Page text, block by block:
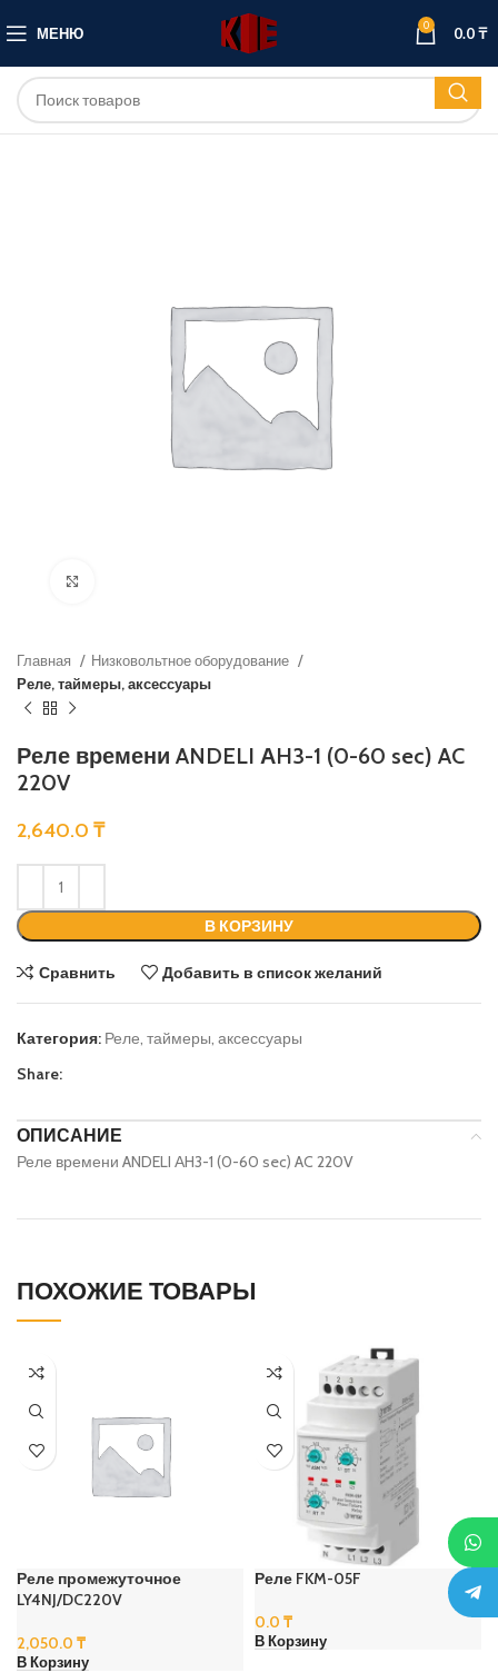
МЕНЮ 0 0.0₸
Главная
Низковольтное оборудование
Реле, таймеры, аксессуары
Реле времени ANDELI АH3-1 (0-60 sec) AC
220V
2,640.0 ₸
В КОРЗИНУ
Сравнить Добавить в список желаний
Категория: Реле, таймеры, аксессуары
Share:
ОПИСАНИЕ
Реле времени ANDELI АH3-1 (0-60 sec) AC 220V
ПОХОЖИЕ ТОВАРЫ
Реле промежуточное
LY4NJ/DC220V
2,050.0 ₸
В Корзину
Реле FKM-05F
0.0 ₸
В Корзину